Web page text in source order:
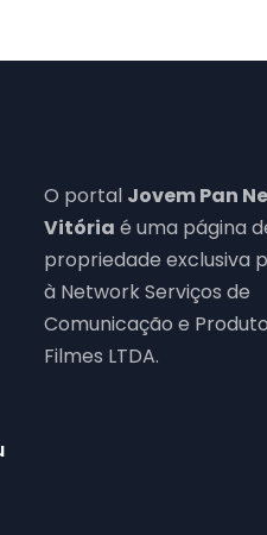
O portal Jovem Pan
Vitória é uma página
propriedade exclusiva
à Network Serviços de
Comunicação e
Filmes LTDA.